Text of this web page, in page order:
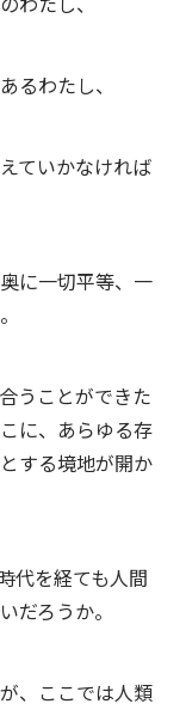
るわたし、
ていかなければ
に一切平等、一
うことができた
に、あらゆる存
する境地が開か
代を経ても人間
だろうか。
、ここでは人類